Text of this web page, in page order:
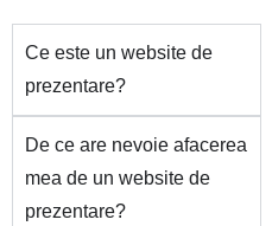
Ce este un website de
prezentare?
De ce are nevoie afacerea
mea de un website de
prezentare?